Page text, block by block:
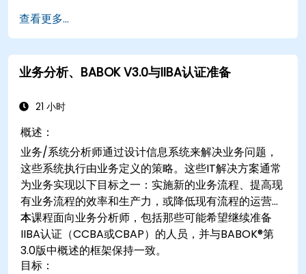
查看更多...
业务分析、BABOK V3.0与IIBA认证准备
21 小时
概述：
业务/系统分析师通过设计信息系统来解决业务问题，
这些系统执行由业务定义的策略。这些IT解决方案通常
为业务实现以下目标之一：实施新的业务流程、提高现
有业务流程的效率和生产力，或降低现有流程的运营成
本。
本课程面向业务分析师，包括那些可能希望继续准备
IIBA认证（CCBA或CBAP）的人员，并与BABOK®第
3.0版中概述的框架保持一致。
目标：